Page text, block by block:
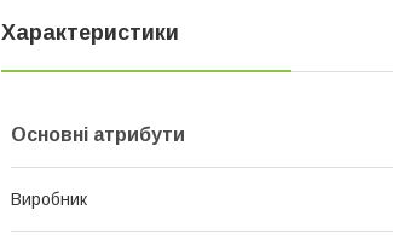
Характеристики
Основні атрибути
Виробник